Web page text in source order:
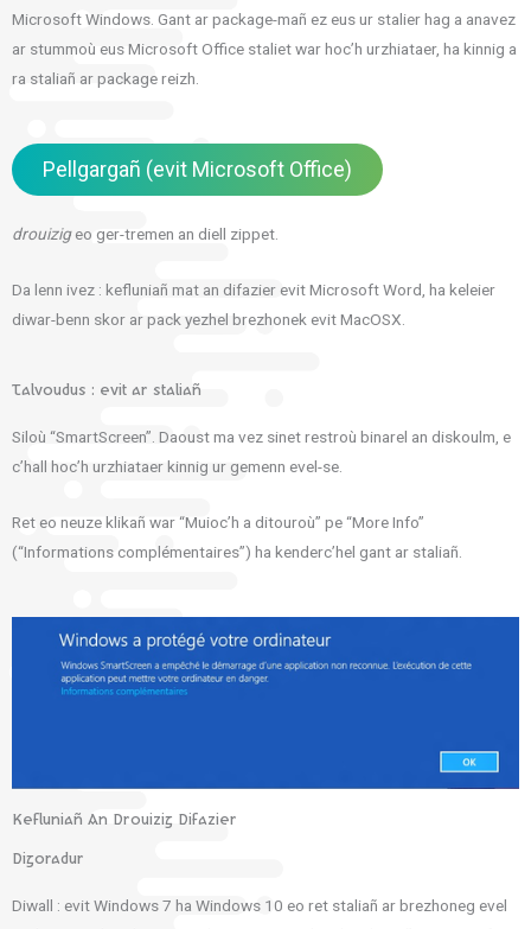
Microsoft Windows. Gant ar package-mañ ez eus ur stalier hag a anavez
ar stummoù eus Microsoft Office staliet war hoc’h urzhiataer, ha kinnig a
ra staliañ ar package reizh.
Pellgargañ (evit Microsoft Office)
drouizigeo ger-tremen an diell zippet.
Da lenn ivez : kefluniañ mat an difazier evit Microsoft Word, ha keleier
diwar-benn skor ar pack yezhel brezhonek evit MacOSX.
Talvoudus : evit ar staliañ
Siloù “SmartScreen”. Daoust ma vez sinet restroù binarel an diskoulm, e
c’hall hoc’h urzhiataer kinnig ur gemenn evel-se.
Ret eo neuze klikañ war “Muioc’h a ditouroù” pe “More Info”
(“Informations complémentaires”) ha kenderc’hel gant ar staliañ.
Kefluniañ An Drouizig Difazier
Digoradur
Diwall : evit Windows 7 ha Windows 10 eo ret staliañ ar brezhoneg evel